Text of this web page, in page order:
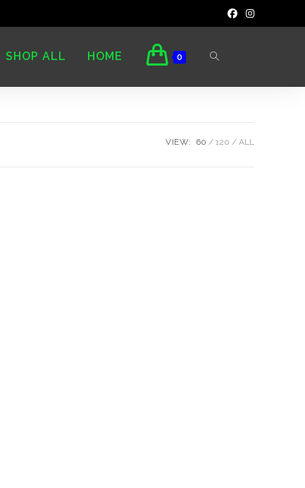
SHOP ALL HOME 0
VIEW: 60 120 ALL